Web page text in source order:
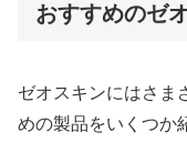
おすすめのゼ
ゼオスキンにはさま
めの製品をいくつか